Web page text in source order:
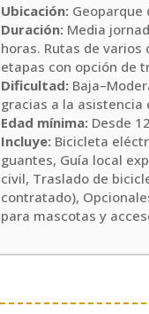
Ubicación: Geoparque
Duración: Media
horas. Rutas de
etapas con opción de
Dificultad:
gracias a la asistencia
Edad mínima: Desde
Incluye: Bicicleta
guantes, Guía local
civil, Traslado de
contratado),
para mascotas y